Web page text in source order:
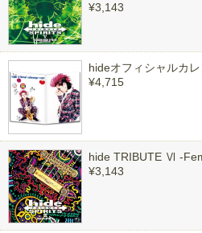
¥3,143
hideオフィシャルカ
¥4,715
hide TRIBUTE Ⅵ -
¥3,143